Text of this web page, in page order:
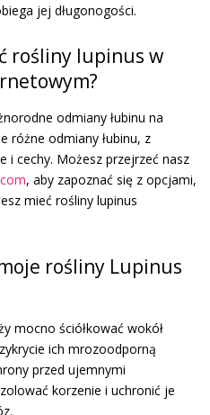
jej długonogości.
rośliny lupinus w
odmiany łubinu na
różne odmiany łubinu, z
i cechy. Możesz przejrzeć nasz
, aby zapoznać się z opcjami,
mieć rośliny lupinus
rośliny Lupinus
mocno ściółkować wokół
ich mrozoodporną
przed ujemnymi
korzenie i uchronić je